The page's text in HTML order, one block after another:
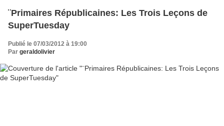
¨Primaires Républicaines: Les Trois Leçons de
SuperTuesday
Publié le 07/03/2012 à 19:00
Par geraldolivier